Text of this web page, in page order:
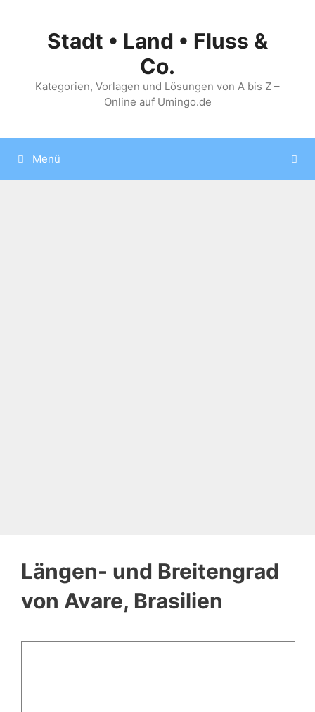
springenStadt • Land • Fluss &
Co.
Kategorien, Vorlagen und Lösungen von A bis Z –
Online auf Umingo.de
Menü
Längen- und Breitengrad
von Avare, Brasilien